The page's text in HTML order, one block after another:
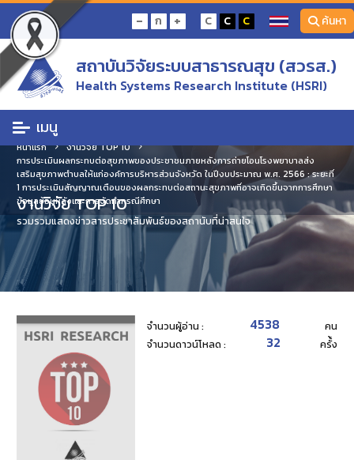
- ก + C C C ค้นหา
สถาบันวิจัยระบบสาธารณสุข (สวรส.)
Health Systems Research Institute (HSRI)
เมนู
หน้าแรก
งานวิจัย TOP 10
การประเมินผลกระทบต่อสุขภาพของประชาชนภายหลังการถ่ายโอนโรงพยาบาลส่ง
เสริมสุขภาพตำบลให้แก่องค์การบริหารส่วนจังหวัด ในปีงบประมาณ พ.ศ. 2566 : ระยะที่
1 การประเมินสัญญาณเตือนของผลกระทบต่อสถานะสุขภาพที่อาจเกิดขึ้นจากการศึกษา
ข้อมูลย้อนหลังและการจัดทำกรณีศึกษา
งานวิจัย TOP 10
รวมรวมแสดงข่าวสารประชาสัมพันธ์ของสถานับที่น่าสนใจ
จำนวนผู้อ่าน : 4538
คน
จำนวนดาวน์โหลด :
32 ครั้้ง